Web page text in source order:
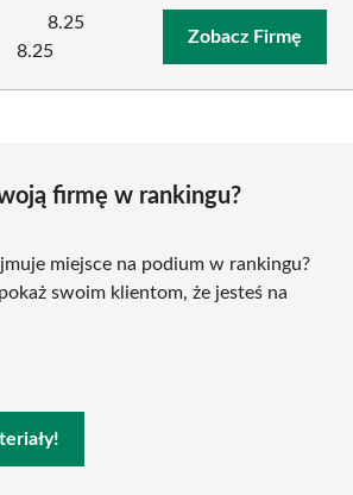
8.25
8.25
Zobacz Firmę
firmę w rankingu?
miejsce na podium w rankingu?
swoim klientom, że jesteś na